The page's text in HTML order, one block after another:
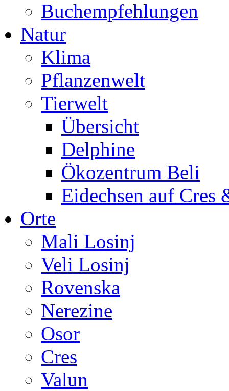
Buchempfehlungen
Natur
Klima
Pflanzenwelt
Tierwelt
Übersicht
Delphine
Ökozentrum Beli
Eidechsen auf Cres
Orte
Mali Losinj
Veli Losinj
Rovenska
Nerezine
Osor
Cres
Valun